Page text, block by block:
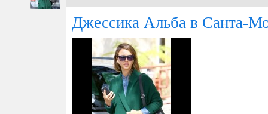
Джессика Альба в Санта-